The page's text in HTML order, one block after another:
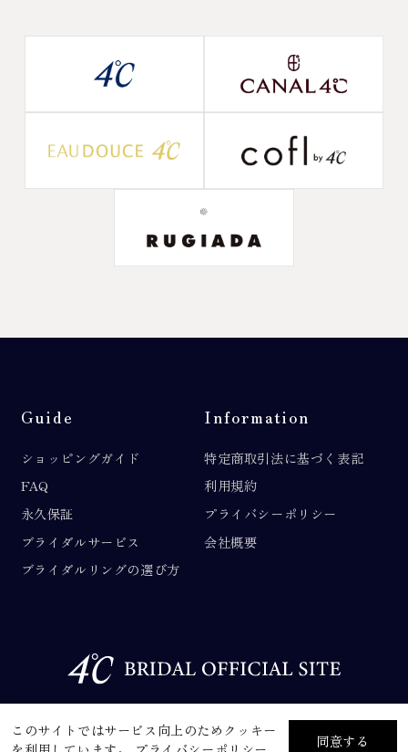
Guide
ショッピングガイド
FAQ
永久保証
ブライダルサービス
ブライダルリングの選び方
Information
特定商取引法に基づく表記
利用規約
プライバシーポリシー
会社概要
このサイトではサービス向上のためクッキー
同意する